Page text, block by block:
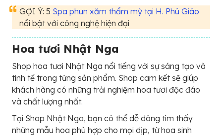
GỢI Ý: 5 Spa phun xăm thẩm mỹ tại H. Phú Giáo
nổi bật với công nghệ hiện đại
Hoa tươi Nhật Nga
Shop hoa tươi Nhật Nga nổi tiếng với sự sáng tạo và
tinh tế trong từng sản phẩm. Shop cam kết sẽ giúp
khách hàng có những trải nghiệm hoa tươi độc đáo
và chất lượng nhất.
Tại Shop Nhật Nga, bạn có thể dễ dàng tìm thấy
những mẫu hoa phù hợp cho mọi dịp, từ hoa sinh